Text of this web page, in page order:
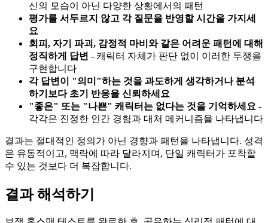
신의 모습이 아닌 다양한 상황에서의 패턴
평가를 서두르지 않고 각 질문을 반영할 시간을 가지세
요
회피, 자기 파괴, 감정적 마비와 같은 어려운 패턴에 대해
정직하게 답변 - 캐릭터 자체가 판단 없이 이러한 투쟁을
구현합니다
각 답변이 "의미"하는 것을 과도하게 생각하거나 분석
하기보다 초기 반응을 신뢰하세요
"좋은" 또는 "나쁜" 캐릭터는 없다는 것을 기억하세요 -
각각은 진정한 인간 경험과 대처 메커니즘을 나타냅니다
결과는 절대적인 정의가 아닌 경향과 패턴을 나타냅니다. 성격
은 유동적이고, 맥락에 따라 달라지며, 단일 캐릭터가 포착할
수 있는 것보다 더 복잡합니다.
결과 해석하기